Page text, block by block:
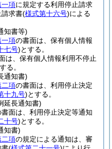
一項に規定する利用停止請求
求書(様式第十六号)による
知書等)
一項の書面は、保有個人情報
七号)とする。
は、保有個人情報利用不停止
る。
通知書)
二項の書面は、利用停止決定
十九号)とする。
延長通知書)
書面は、利用停止決定等通知
十号)とする。
知書)
二項の規定による通知は、審